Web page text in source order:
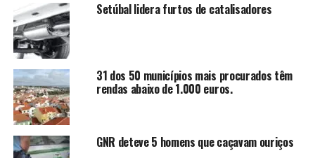
Setúbal lidera furtos de catalisadores
31 dos 50 municípios mais procurados têm
rendas abaixo de 1.000 euros.
GNR deteve 5 homens que caçavam ouriços